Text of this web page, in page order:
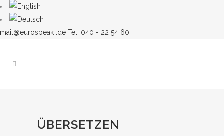
mail@eurospeak .de Tel: 040 - 22 54 60
ÜBERSETZEN